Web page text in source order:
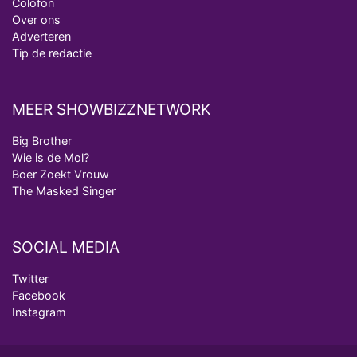
Colofon
Over ons
Adverteren
Tip de redactie
MEER SHOWBIZZNETWORK
Big Brother
Wie is de Mol?
Boer Zoekt Vrouw
The Masked Singer
SOCIAL MEDIA
Twitter
Facebook
Instagram